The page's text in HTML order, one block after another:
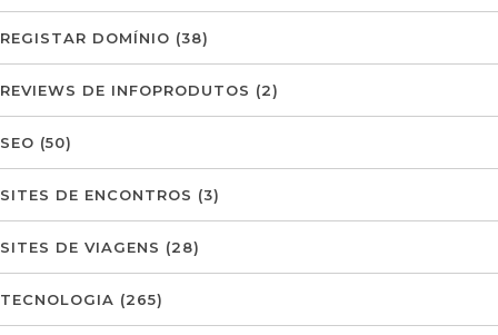
REGISTAR DOMÍNIO (38)
REVIEWS DE INFOPRODUTOS (2)
SEO (50)
SITES DE ENCONTROS (3)
SITES DE VIAGENS (28)
TECNOLOGIA (265)